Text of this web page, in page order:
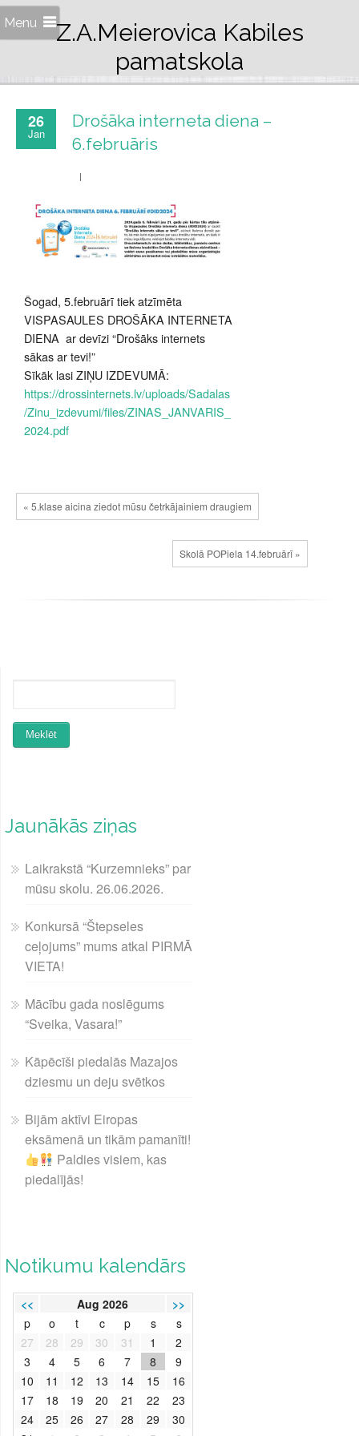
Menu
Z.A.Meierovica Kabiles
pamatskola
26
Jan
Drošāka interneta diena –
6.februāris
Šogad, 5.februārī tiek atzīmēta
VISPASAULES DROŠĀKA INTERNETA
DIENA ar devīzi “Drošāks internets
sākas ar tevi!”
Sīkāk lasi ZIŅU IZDEVUMĀ:
https://drossinternets.lv/uploads/Sadalas
/Zinu_izdevumi/files/ZINAS_JANVARIS_
2024.pdf
« 5.klase aicina ziedot mūsu četrkājainiem draugiem
Skolā POPiela 14.februārī »
Jaunākās ziņas
Laikrakstā “Kurzemnieks” par
mūsu skolu. 26.06.2026.
Konkursā “Štepseles
ceļojums” mums atkal PIRMĀ
VIETA!
Mācību gada noslēgums
“Sveika, Vasara!”
Kāpēcīši piedalās Mazajos
dziesmu un deju svētkos
Bijām aktīvi Eiropas
eksāmenā un tikām pamanīti!
Paldies visiem, kas
piedalījās!
Notikumu kalendārs
<< Aug 2026
>>
p
o t c p s
s
27
28 29 30 31 1
2
3
4 5 6 7 8
9
10
11 12 13 14 15
16
17
18 19 20 21 22
23
24
25 26 27 28 29
30